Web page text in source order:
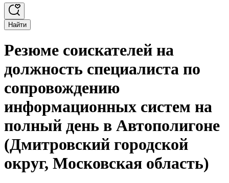
Найти
Резюме соискателей на
должность специалиста по
сопровождению
информационных систем на
полный день в Автополигоне
(Дмитровский городской
округ, Московская область)